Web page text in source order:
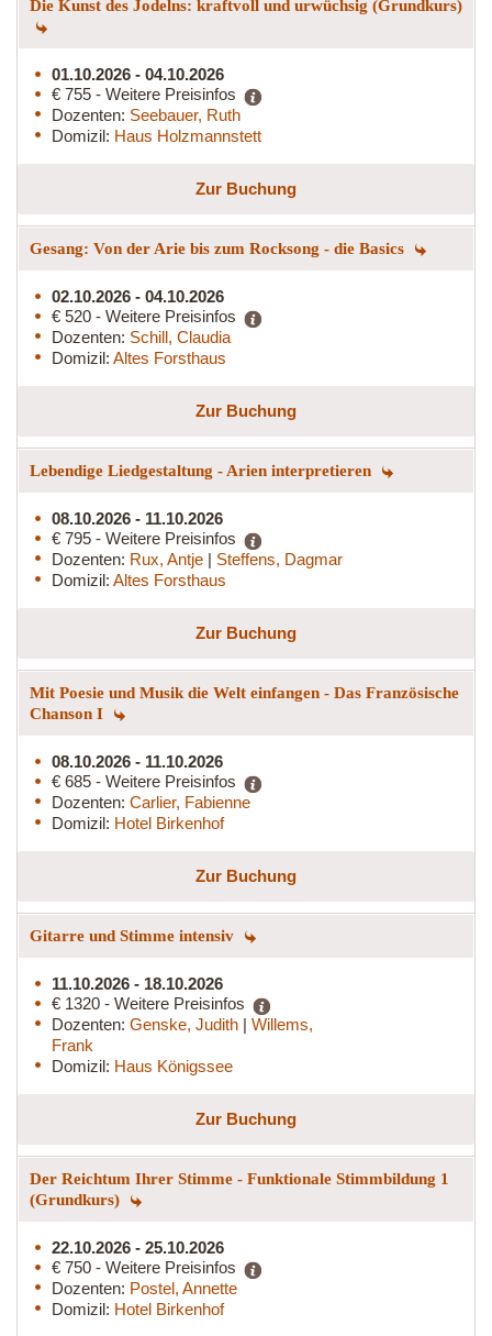
Die Kunst des Jodelns: kraftvoll und urwüchsig (Grundkurs)
01.10.2026 - 04.10.2026
€ 755 - Weitere Preisinfos
Dozenten: Seebauer, Ruth
Domizil: Haus Holzmannstett
Zur Buchung
Gesang: Von der Arie bis zum Rocksong - die Basics
02.10.2026 - 04.10.2026
€ 520 - Weitere Preisinfos
Dozenten: Schill, Claudia
Domizil: Altes Forsthaus
Zur Buchung
Lebendige Liedgestaltung - Arien interpretieren
08.10.2026 - 11.10.2026
€ 795 - Weitere Preisinfos
Dozenten: Rux, Antje | Steffens, Dagmar
Domizil: Altes Forsthaus
Zur Buchung
Mit Poesie und Musik die Welt einfangen - Das Französische
Chanson I
08.10.2026 - 11.10.2026
€ 685 - Weitere Preisinfos
Dozenten: Carlier, Fabienne
Domizil: Hotel Birkenhof
Zur Buchung
Gitarre und Stimme intensiv
11.10.2026 - 18.10.2026
€ 1320 - Weitere Preisinfos
Dozenten: Genske, Judith | Willems,
Frank
Domizil: Haus Königssee
Zur Buchung
Der Reichtum Ihrer Stimme - Funktionale Stimmbildung 1
(Grundkurs)
22.10.2026 - 25.10.2026
€ 750 - Weitere Preisinfos
Dozenten: Postel, Annette
Domizil: Hotel Birkenhof